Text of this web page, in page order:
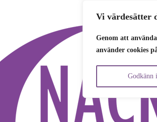
Vi värdesätter
Genom att
använder cookies
Godkänn